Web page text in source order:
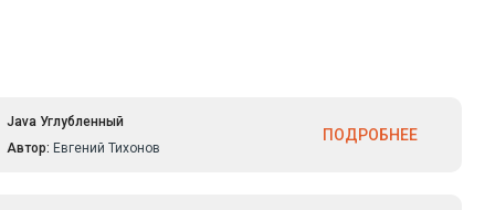
Java Углубленный
Автор: Евгений Тихонов
ПОДРОБНЕЕ